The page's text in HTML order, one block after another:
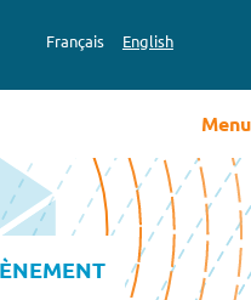
Français English
Menu